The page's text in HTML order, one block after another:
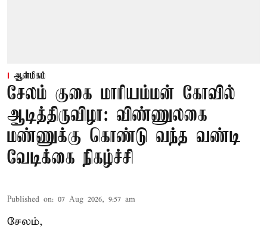
ஆன்மிகம்
சேலம் குகை மாரியம்மன் கோவில்
ஆடித்திருவிழா: விண்ணுலகை
மண்ணுக்கு கொண்டு வந்த வண்டி
வேடிக்கை நிகழ்ச்சி
Published on: 07 Aug 2026, 9:57 am
சேலம்,